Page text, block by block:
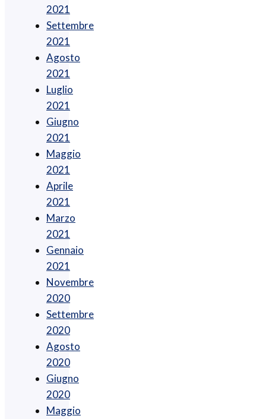
2021
Settembre
2021
Agosto
2021
Luglio
2021
Giugno
2021
Maggio
2021
Aprile
2021
Marzo
2021
Gennaio
2021
Novembre
2020
Settembre
2020
Agosto
2020
Giugno
2020
Maggio